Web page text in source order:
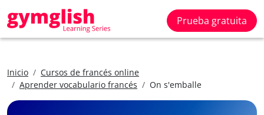
Prueba gratuita
Inicio
Cursos de francés online
Aprender vocabulario francés
On s'emballe